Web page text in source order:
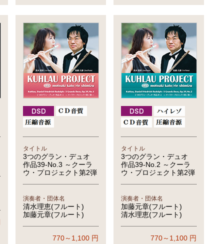
タイトル
3つのグラン・デュオ
作品39-No.3 ～クーラ
ウ・プロジェクト第2弾
演奏者・団体名
清水理恵(フルート)
加藤元章(フルート)
770～1,100 円
タイトル
3つのグラン・デュオ
作品39-No.2 ～クーラ
ウ・プロジェクト第2弾
演奏者・団体名
加藤元章(フルート)
清水理恵(フルート)
770～1,100 円